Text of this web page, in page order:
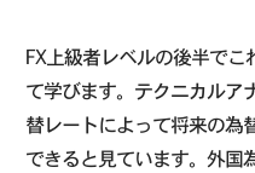
FX上級者レベルの後半で
て学びます。テクニカルア
替レートによって将来の為
できると見ています。外国